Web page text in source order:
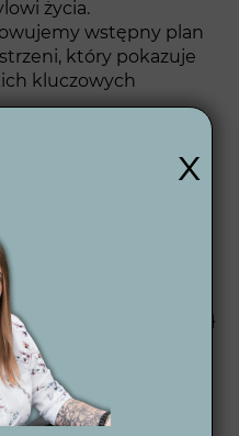
życia.
wstępny plan
który pokazuje
kluczowych
3D, które pozwalają
wyglądał w różnych
opracowujemy
które stanowią
po zakończeniu
aby Twój ogród był
wiele lat.
ogrodu
realizujemy
x